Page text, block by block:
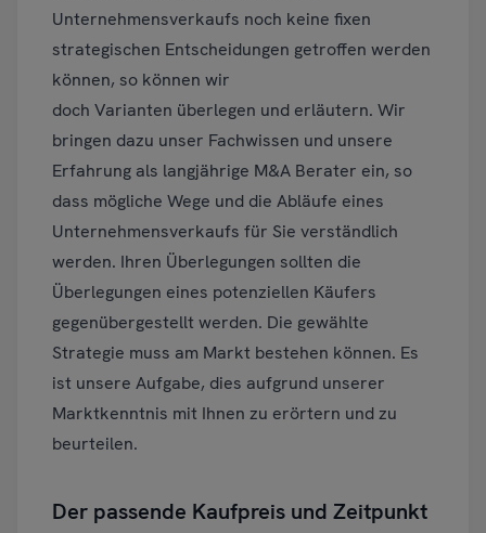
Unternehmensverkaufs noch keine fixen
strategischen Entscheidungen getroffen werden
können, so können wir
doch Varianten überlegen und erläutern. Wir
bringen dazu unser Fachwissen und unsere
Erfahrung als langjährige M&A Berater ein, so
dass mögliche Wege und die Abläufe eines
Unternehmensverkaufs für Sie verständlich
werden. Ihren Überlegungen sollten die
Überlegungen eines potenziellen Käufers
gegenübergestellt werden. Die gewählte
Strategie muss am Markt bestehen können. Es
ist unsere Aufgabe, dies aufgrund unserer
Marktkenntnis mit Ihnen zu erörtern und zu
beurteilen.
Der passende Kaufpreis und Zeitpunkt